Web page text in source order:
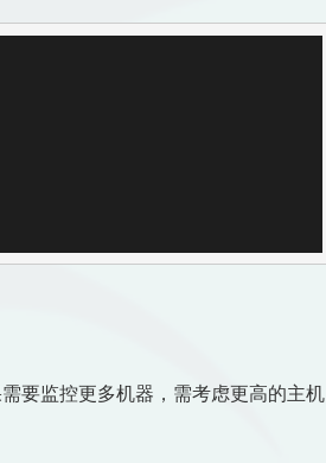
要监控更多机器，需考虑更高的主机